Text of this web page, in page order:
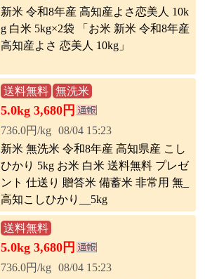
新米 令和8年産 高知産よさ恋美人 10k
g 白米 5kg×2袋 「お米 新米 令和8年産
高知産よさ 恋美人 10kg」
送料無料 無洗米
5.0kg 3,680円
736.0円/kg 08/04 15:23
新米 無洗米 令和8年産 高知県産 こし
ひかり 5kg お米 白米 送料無料 プレゼ
ント 仕送り 贈答米 備蓄米 非常用 無_
高知こしひかり__5kg
送料無料
5.0kg 3,680円
736.0円/kg 08/04 15:23